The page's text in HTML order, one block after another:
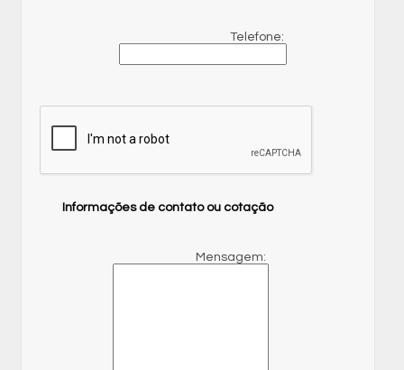
Telefone:
Informações de contato ou cotação
Mensagem: